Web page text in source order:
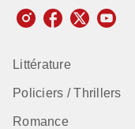
Littérature
Policiers / Thrillers
Romance